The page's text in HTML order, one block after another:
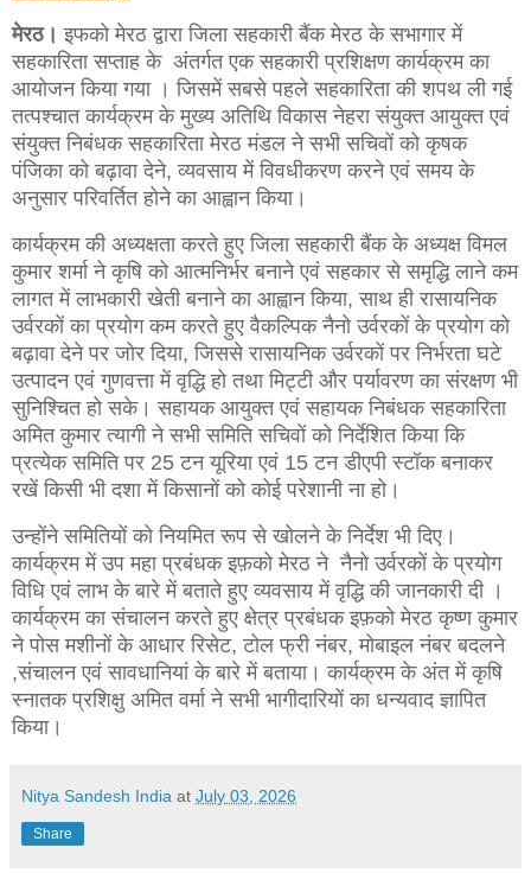
मेरठ।इफको मेरठ द्वारा जिला सहकारी बैंक मेरठ के सभागार में
सहकारिता सप्ताह के अंतर्गत एक सहकारी प्रशिक्षण कार्यक्रम का
आयोजन किया गया । जिसमें सबसे पहले सहकारिता की शपथ ली गई
तत्पश्चात कार्यक्रम के मुख्य अतिथि विकास नेहरा संयुक्त आयुक्त एवं
संयुक्त निबंधक सहकारिता मेरठ मंडल ने सभी सचिवों को कृषक
पंजिका को बढ़ावा देने, व्यवसाय में विवधीकरण करने एवं समय के
अनुसार परिवर्तित होने का आह्वान किया।
कार्यक्रम की अध्यक्षता करते हुए जिला सहकारी बैंक के अध्यक्ष विमल
कुमार शर्मा ने कृषि को आत्मनिर्भर बनाने एवं सहकार से समृद्धि लाने कम
लागत में लाभकारी खेती बनाने का आह्वान किया, साथ ही रासायनिक
उर्वरकों का प्रयोग कम करते हुए वैकल्पिक नैनो उर्वरकों के प्रयोग को
बढ़ावा देने पर जोर दिया, जिससे रासायनिक उर्वरकों पर निर्भरता घटे
उत्पादन एवं गुणवत्ता में वृद्धि हो तथा मिट्टी और पर्यावरण का संरक्षण भी
सुनिश्चित हो सके। सहायक आयुक्त एवं सहायक निबंधक सहकारिता
अमित कुमार त्यागी ने सभी समिति सचिवों को निर्देशित किया कि
प्रत्येक समिति पर 25 टन यूरिया एवं 15 टन डीएपी स्टॉक बनाकर
रखें किसी भी दशा में किसानों को कोई परेशानी ना हो।
उन्होंने समितियों को नियमित रूप से खोलने के निर्देश भी दिए।
कार्यक्रम में उप महा प्रबंधक इफ़को मेरठ ने नैनो उर्वरकों के प्रयोग
विधि एवं लाभ के बारे में बताते हुए व्यवसाय में वृद्धि की जानकारी दी ।
कार्यक्रम का संचालन करते हुए क्षेत्र प्रबंधक इफ़को मेरठ कृष्ण कुमार
ने पोस मशीनों के आधार रिसेट, टोल फ्री नंबर, मोबाइल नंबर बदलने
,संचालन एवं सावधानियां के बारे में बताया। कार्यक्रम के अंत में कृषि
स्नातक प्रशिक्षु अमित वर्मा ने सभी भागीदारियों का धन्यवाद ज्ञापित
किया।
Nitya Sandesh India at July 03, 2026
Share